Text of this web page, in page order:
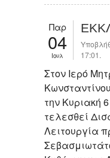
Παρ
04
Ιουλ
17:01.
Στον Ιερό
την Κυριακή
τελεσθεί
Λειτουργία